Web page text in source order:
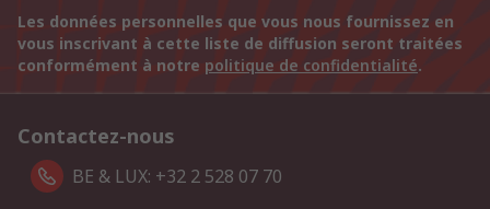
Les données personnelles que vous nous fournissez en
vous inscrivant à cette liste de diffusion seront traitées
conformément à notre politique de confidentialité.
Contactez-nous
BE & LUX: +32 2 528 07 70